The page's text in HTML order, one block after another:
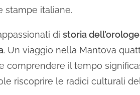
stampe italiane.
di storia
. Un viaggio nella Mantova
comprendere il tempo
riscoprire le radici culturali